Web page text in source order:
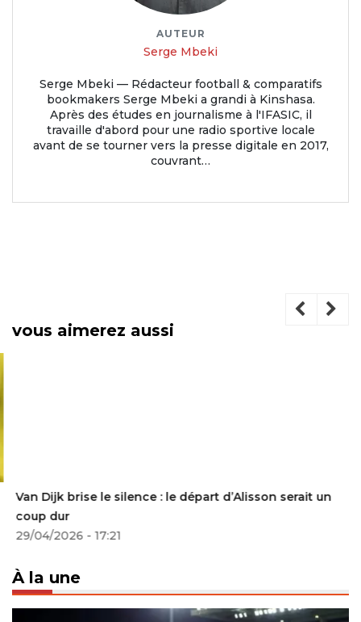
AUTEUR
Serge Mbeki
Serge Mbeki — Rédacteur football & comparatifs
bookmakers Serge Mbeki a grandi à Kinshasa.
Après des études en journalisme à l'IFASIC, il
travaille d'abord pour une radio sportive locale
avant de se tourner vers la presse digitale en 2017,
couvrant…
vous aimerez aussi
Van Dijk brise le silence : le départ d’Alisson serait un
coup dur
29/04/2026 - 17:21
À la une